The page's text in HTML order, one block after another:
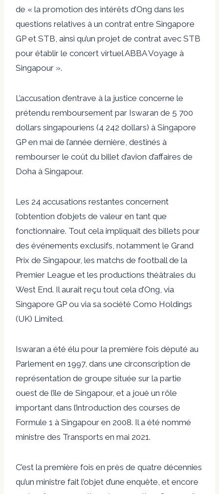
de « la promotion des intérêts d’Ong dans les
questions relatives à un contrat entre Singapore
GP et STB, ainsi qu’un projet de contrat avec STB
pour établir le concert virtuel ABBA Voyage à
Singapour ».
L’accusation d’entrave à la justice concerne le
prétendu remboursement par Iswaran de 5 700
dollars singapouriens (4 242 dollars) à Singapore
GP en mai de l’année dernière, destinés à
rembourser le coût du billet d’avion d’affaires de
Doha à Singapour.
Les 24 accusations restantes concernent
l’obtention d’objets de valeur en tant que
fonctionnaire. Tout cela impliquait des billets pour
des événements exclusifs, notamment le Grand
Prix de Singapour, les matchs de football de la
Premier League et les productions théâtrales du
West End. Il aurait reçu tout cela d’Ong, via
Singapore GP ou via sa société Como Holdings
(UK) Limited.
Iswaran a été élu pour la première fois député au
Parlement en 1997, dans une circonscription de
représentation de groupe située sur la partie
ouest de l’île de Singapour, et a joué un rôle
important dans l’introduction des courses de
Formule 1 à Singapour en 2008. Il a été nommé
ministre des Transports en mai 2021.
C’est la première fois en près de quatre décennies
qu’un ministre fait l’objet d’une enquête, et encore